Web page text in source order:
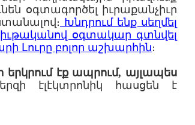
օգտագործել իւրաքանչիւր
Խնդրում ենք սեղմել
օգտակար գտնվել
Լուրը բոլոր աշխարհին։
երկրում էք ապրում, այլապես
էլէկտրոնիկ հասցեն է